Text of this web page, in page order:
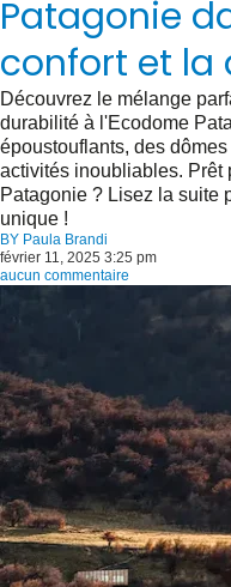
Patagonie
confort et la
Découvrez le mélange
durabilité à l'Ecodome
époustouflants, des
activités inoubliables. Prêt
Patagonie ? Lisez la suite
unique !
BY Paula Brandi
février 11, 2025 3:25 pm
aucun commentaire